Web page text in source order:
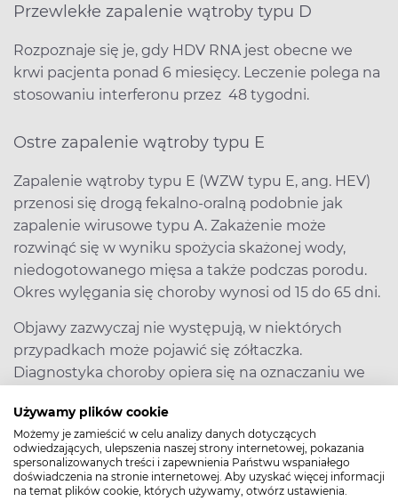
Używamy plików cookie
Możemy je zamieścić w celu analizy danych dotyczących
odwiedzających, ulepszenia naszej strony internetowej, pokazania
spersonalizowanych treści i zapewnienia Państwu wspaniałego
doświadczenia na stronie internetowej. Aby uzyskać więcej informacji
na temat plików cookie, których używamy, otwórz ustawienia.
Przewlekłe zapalenie wątroby typu D
Rozpoznaje się je, gdy HDV RNA jest obecne we
krwi pacjenta ponad 6 miesięcy. Leczenie polega na
stosowaniu interferonu przez 48 tygodni.
Ostre zapalenie wątroby typu E
Zapalenie wątroby typu E (WZW typu E, ang. HEV)
przenosi się drogą fekalno-oralną podobnie jak
zapalenie wirusowe typu A. Zakażenie może
rozwinąć się w wyniku spożycia skażonej wody,
niedogotowanego mięsa a także podczas porodu.
Okres wylęgania się choroby wynosi od 15 do 65 dni.
Objawy zazwyczaj nie występują, w niektórych
przypadkach może pojawić się zółtaczka.
Diagnostyka choroby opiera się na oznaczaniu we
oraz HEV RNA w stolcu.
Leczenie jest wyłącznie objawowe.